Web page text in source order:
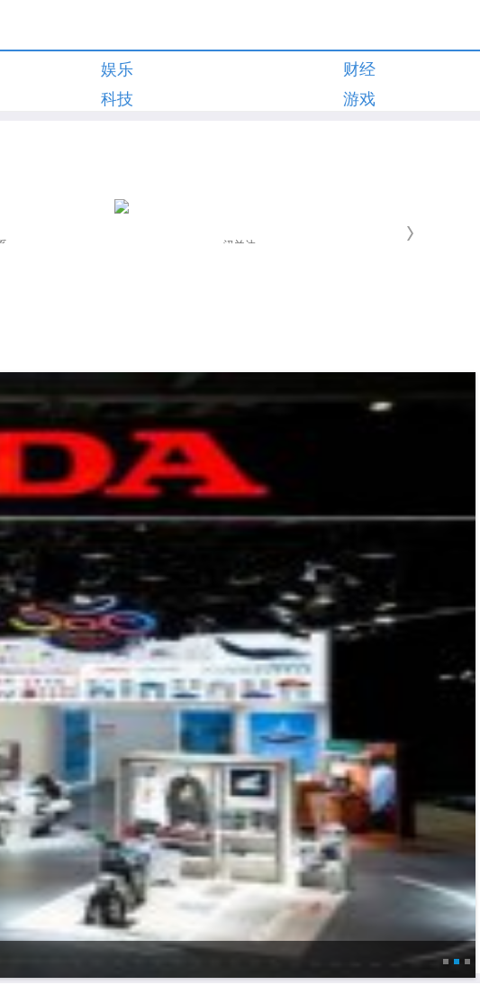
娱乐
财经
科技 游戏